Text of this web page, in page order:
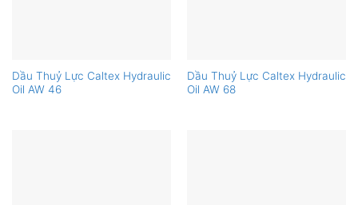
Dầu Thuỷ Lực Caltex Hydraulic
Oil AW 46
Dầu Thuỷ Lực Caltex Hydraulic
Oil AW 68